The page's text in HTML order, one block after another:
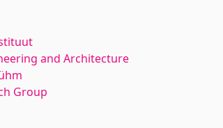
and Architecture
Group